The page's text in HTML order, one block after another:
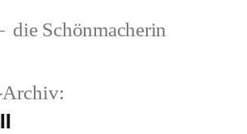
die Schönmacherin